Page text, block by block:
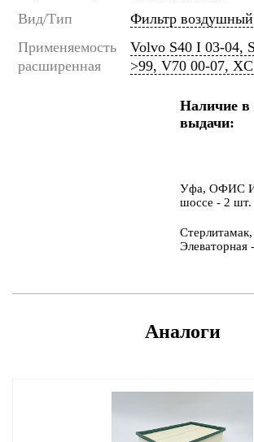
Вид/Тип
Фильтр воздушный
Применяемость
расширенная
Volvo S40 I 03-04,
>99, V70 00-07,
Наличие в
выдачи:
Уфа, ОФИС
шоссе - 2 шт.
Элеваторная
Аналоги